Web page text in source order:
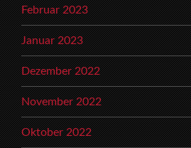
Februar 2023
Januar 2023
Dezember 2022
November 2022
Oktober 2022